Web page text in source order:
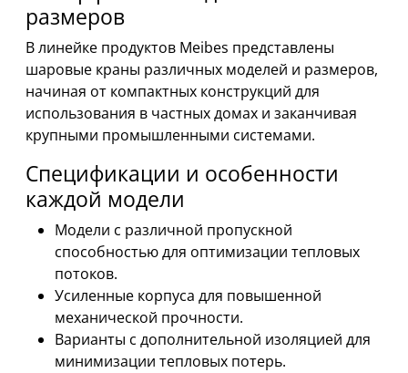
размеров
В линейке продуктов Meibes представлены
шаровые краны различных моделей и размеров,
начиная от компактных конструкций для
использования в частных домах и заканчивая
крупными промышленными системами.
Спецификации и особенности
каждой модели
Модели с различной пропускной
способностью для оптимизации тепловых
потоков.
Усиленные корпуса для повышенной
механической прочности.
Варианты с дополнительной изоляцией для
минимизации тепловых потерь.